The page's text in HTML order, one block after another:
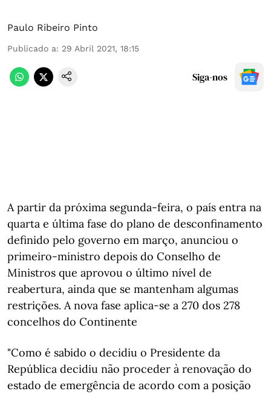
Paulo Ribeiro Pinto
Publicado a: 29 Abril 2021, 18:15
Siga-nos
A partir da próxima segunda-feira, o país entra na
quarta e última fase do plano de desconfinamento
definido pelo governo em março, anunciou o
primeiro-ministro depois do Conselho de
Ministros que aprovou o último nível de
reabertura, ainda que se mantenham algumas
restrições. A nova fase aplica-se a 270 dos 278
concelhos do Continente
"Como é sabido o decidiu o Presidente da
República decidiu não proceder à renovação do
estado de emergência de acordo com a posição